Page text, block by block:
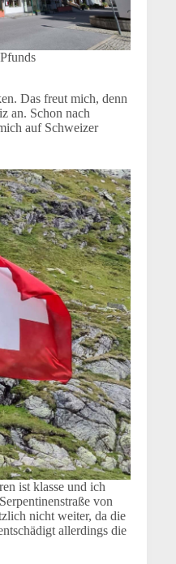
Das freut mich, denn
an. Schon nach
auf Schweizer
ist klasse und ich
von
nicht weiter, da die
allerdings die